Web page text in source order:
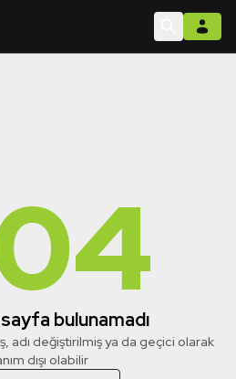
sayfa bulunamadı
adı değiştirilmiş ya da geçici olarak
dışı olabilir